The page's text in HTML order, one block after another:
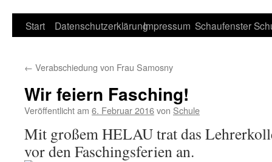
Start DatenschutzerklärungImpressum Schaufenster
← Verabschiedung von Frau Samosny
Wir feiern Fasching!
Veröffentlicht am 6. Februar 2016von Schule
Mit großem HELAU trat das
vor den Faschingsferien an.